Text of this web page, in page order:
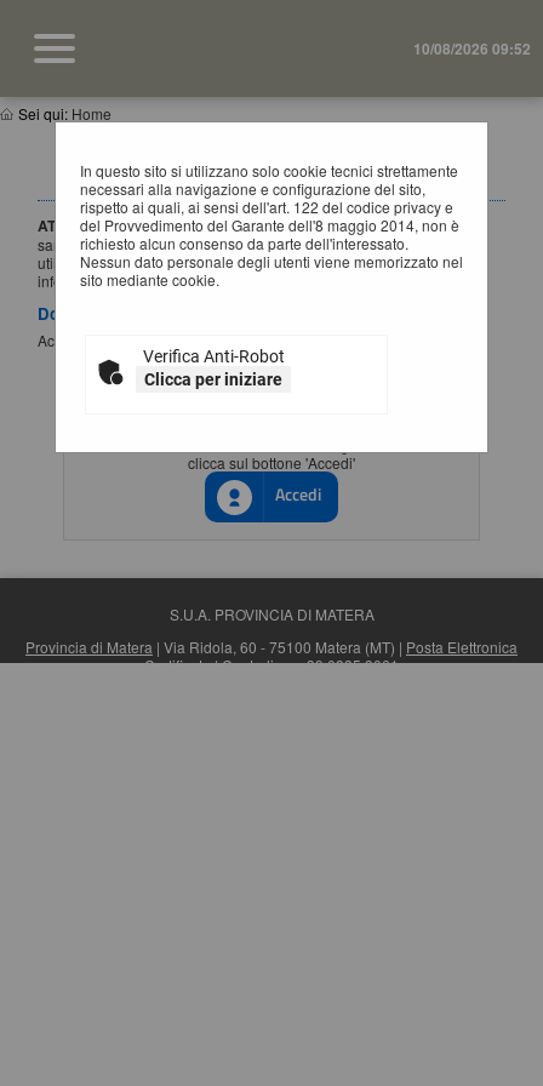
10/08/2026 09:52
Sei qui: Home
In questo sito si utilizzano solo cookie tecnici strettamente
necessari alla navigazione e configurazione del sito,
rispetto ai quali, ai sensi dell'art. 122 del codice privacy e
del Provvedimento del Garante dell'8 maggio 2014, non è
richiesto alcun consenso da parte dell'interessato.
Nessun dato personale degli utenti viene memorizzato nel
sito mediante cookie.
Verifica Anti-Robot
Clicca per iniziare
ACCESSO
ATTENZIONE:a partire dal1 Luglio 2026l'accesso alla piattaforma
sarà possibile esclusivamente tramite SSO (Single-Sign ON),
utilizzando un'identità digitale SPID / CIE / EIDAS. Per maggiori
informazioni si rimanda al manuale qui disponibile.
Documenti
Accesso al portale Single Sign-ON
ACCESSO CON IDENTITÀ DIGITALE
clicca sul bottone 'Accedi'
Accedi
S.U.A. PROVINCIA DI MATERA
Provincia di Matera | Via Ridola, 60 - 75100 Matera (MT) | Posta Elettronica
Certificata| Centralino: +39 0835 3061